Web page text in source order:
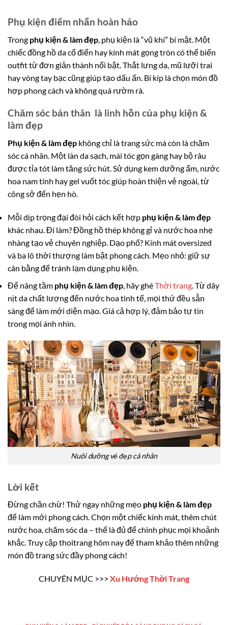
Phụ kiện điểm nhấn hoàn hảo
Trong phụ kiện & làm đẹp , phụ kiện là “vũ khí” bí mật. Một
chiếc đồng hồ da cổ điển hay kính mát gọng tròn có thể biến
outfit từ đơn giản thành nổi bật. Thắt lưng da, mũ lưỡi trai
hay vòng tay bạc cũng giúp tạo dấu ấn. Bí kíp là chọn món đồ
hợp phong cách và không quá rườm rà.
Chăm sóc bản thân là linh hồn của phụ kiện &
làm đẹp
Phụ kiện & làm đẹp không chỉ là trang sức mà còn là chăm
sóc cá nhân. Một làn da sạch, mái tóc gọn gàng hay bộ râu
được tỉa tót làm tăng sức hút. Sử dụng kem dưỡng ẩm, nước
hoa nam tính hay gel vuốt tóc giúp hoàn thiện vẻ ngoài, từ
công sở đến hẹn hò.
Mỗi dịp trọng đại đòi hỏi cách kết hợp phụ kiện & làm đẹp
khác nhau. Đi làm? Đồng hồ thép không gỉ và nước hoa nhẹ
nhàng tạo vẻ chuyên nghiệp. Dạo phố? Kính mát oversized
và ba lô thời thượng làm bật phong cách. Mẹo nhỏ: giữ sự
cân bằng để tránh lạm dụng phụ kiện.
Để nâng tầm phụ kiện & làm đẹp, hãy ghéThời trang. Từ dây
nịt da chất lượng đến nước hoa tinh tế, mọi thứ đều sẵn
sàng để làm mới diện mạo. Giá cả hợp lý, đảm bảo tự tin
trong mọi ánh nhìn.
Nuôi dưỡng vẻ đẹp cá nhân
Lời kết
Đừng chần chừ! Thử ngay những mẹo phụ kiện & làm đẹp
để làm mới phong cách. Chọn một chiếc kính mát, thêm chút
nước hoa, chăm sóc da – thế là đủ để chinh phục mọi khoảnh
khắc. Truy cậpthoitrang hôm nay để tham khảo thêm những
món đồ trang sức đầy phong cách!
CHUYÊN MỤC >>> Xu Hướng Thời Trang